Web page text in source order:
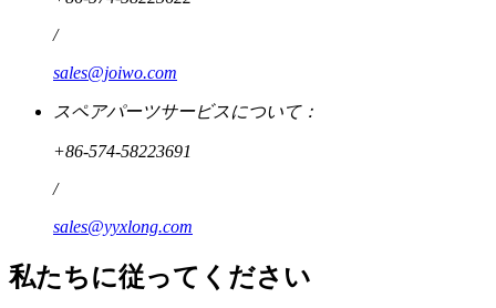
/
sales@joiwo.com
スペアパーツサービスについて：
+86-574-58223691
/
sales@yyxlong.com
私たちに従ってください